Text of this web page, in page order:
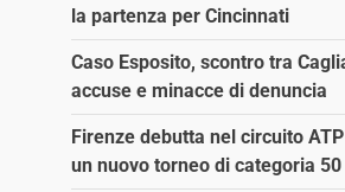
la partenza per Cincinnati
Caso Esposito, scontro tra
accuse e minacce di denuncia
Firenze debutta nel circuito
un nuovo torneo di categoria 50